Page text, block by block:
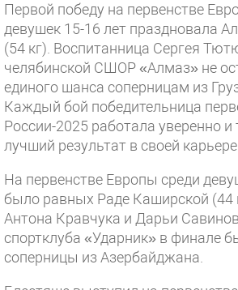
Первой победу на первенстве
девушек 15-16 лет праздновала
(54 кг). Воспитанница Сергея
челябинской СШОР «Алмаз» не
единого шанса соперницам из
Каждый бой победительница
России-2025 работала уверенно и
лучший результат в своей карьере.
На первенстве Европы среди
было равных Раде Каширской (44
Антона Кравчука и Дарьи
спортклуба «Ударник» в финале
соперницы из Азербайджана.